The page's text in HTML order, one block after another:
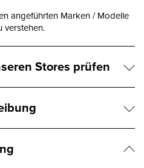
angeführten Marken / Modelle
verstehen.
Stores prüfen